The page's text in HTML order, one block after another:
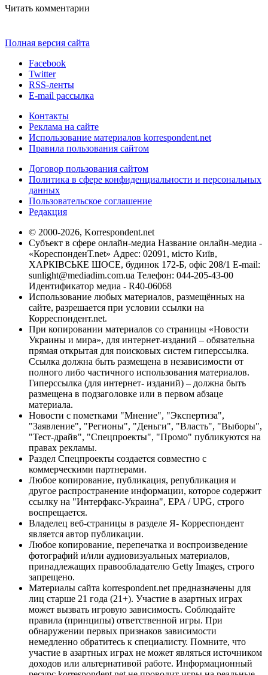
Читать комментарии
Полная версия сайта
Facebook
Twitter
RSS-ленты
E-mail рассылка
Контакты
Реклама на сайте
Использование материалов korrespondent.net
Правила пользования сайтом
Договор пользования сайтом
Политика в сфере конфиденциальности и персональных
данных
Пользовательское соглашение
Редакция
© 2000-2026, Korrespondent.net
Субъект в сфере онлайн-медиа Название онлайн-медиа -
«КореспонденТ.net» Адрес: 02091, місто Київ,
ХАРКІВСЬКЕ ШОСЕ, будинок 172-Б, офіс 208/1 E-mail:
sunlight@mediadim.com.ua Телефон: 044-205-43-00
Идентификатор медиа - R40-06068
Использование любых материалов, размещённых на
сайте, разрешается при условии ссылки на
Корреспондент.net.
При копировании материалов со страницы «Новости
Украины и мира», для интернет-изданий – обязательна
прямая открытая для поисковых систем гиперссылка.
Ссылка должна быть размещена в независимости от
полного либо частичного использования материалов.
Гиперссылка (для интернет- изданий) – должна быть
размещена в подзаголовке или в первом абзаце
материала.
Новости с пометками "Мнение", "Экспертиза",
"Заявление", "Регионы", "Деньги", "Власть", "Выборы",
"Тест-драйв", "Спецпроекты", "Промо" публикуются на
правах рекламы.
Раздел Спецпроекты создается совместно с
коммерческими партнерами.
Любое копирование, публикация, републикация и
другое распространение информации, которое содержит
ссылку на "Интерфакс-Украина", EPA / UPG, строго
воспрещается.
Владелец веб-страницы в разделе Я- Корреспондент
является автор публикации.
Любое копирование, перепечатка и воспроизведение
фотографий и/или аудиовизуальных материалов,
принадлежащих правообладателю Getty Images, строго
запрещено.
Материалы сайта korrespondent.net предназначены для
лиц старше 21 года (21+). Участие в азартных играх
может вызвать игровую зависимость. Соблюдайте
правила (принципы) ответственной игры. При
обнаружении первых признаков зависимости
немедленно обратитесь к специалисту. Помните, что
участие в азартных играх не может являться источником
доходов или альтернативой работе. Информационный